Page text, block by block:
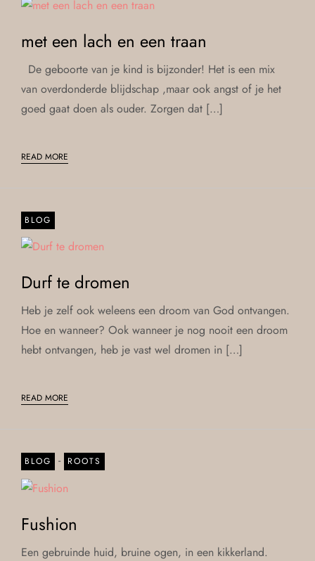
met een lach en een traan
De geboorte van je kind is bijzonder! Het is een mix
van overdonderde blijdschap ,maar ook angst of je het
goed gaat doen als ouder. Zorgen dat […]
READ MORE
BLOG
Durf te dromen
Heb je zelf ook weleens een droom van God ontvangen.
Hoe en wanneer? Ook wanneer je nog nooit een droom
hebt ontvangen, heb je vast wel dromen in […]
READ MORE
BLOG - ROOTS
Fushion
Een gebruinde huid, bruine ogen, in een kikkerland.